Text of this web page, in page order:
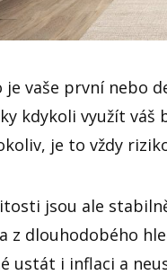
je vaše první nebo
kdykoli využít váš
je to vždy
jsou ale
z dlouhodobého
ustát i inflaci a